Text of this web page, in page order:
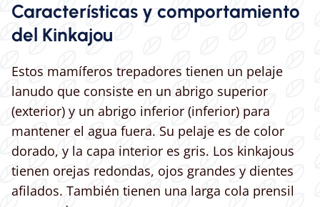
Características y comportamiento
del Kinkajou
Estos mamíferos trepadores tienen un pelaje
lanudo que consiste en un abrigo superior
(exterior) y un abrigo inferior (inferior) para
mantener el agua fuera. Su pelaje es de color
dorado, y la capa interior es gris. Los kinkajous
tienen orejas redondas, ojos grandes y dientes
afilados. También tienen una larga cola prensil